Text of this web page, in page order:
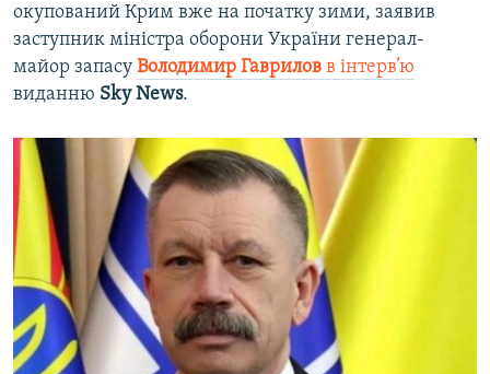
окупований Крим вже на початку зими, заявив
заступник міністра оборони України генерал-
майор запасу Володимир Гаврилов в інтерв’ю
виданню Sky News.